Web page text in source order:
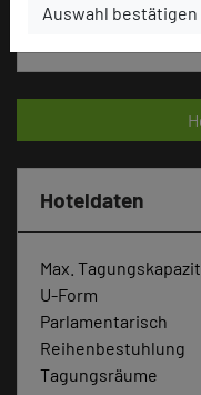
Auswahl bestätigen
Tagungsteilnehmer
Hoteldaten
Max.
U-Form
Parlamentarisch
Reihenbestuhlung
Tagungsräume